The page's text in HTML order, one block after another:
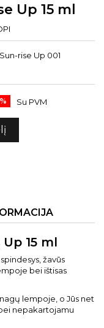
Up 15 ml
rise Up 001
Su PVM
15 ml
žavūs
bei ištisas
lempoje, o Jūs net
nepakartojamu